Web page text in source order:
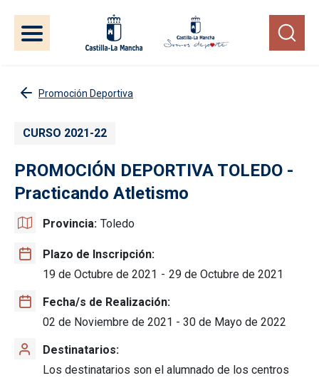
Promoción Deportiva
CURSO 2021-22
PROMOCIÓN DEPORTIVA TOLEDO -
Practicando Atletismo
Provincia Toledo
Plazo de Inscripción
19 de Octubre de 2021 - 29 de Octubre de 2021
Fecha/s de Realización
02 de Noviembre de 2021 - 30 de Mayo de 2022
Destinatarios
Los destinatarios son el alumnado de los centros